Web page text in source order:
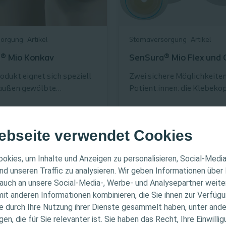
verwendet Cookies
um Inhalte und Anzeigen zu personalisieren, Social-
unseren Traffic zu analysieren. Wir geben Informationen über
an unsere Social-Media-, Werbe- und Analysepartner
anderen Informationen kombinieren, die Sie ihnen zur
durch Ihre Nutzung ihrer Dienste gesammelt haben, unter
die für Sie relevanter ist. Sie haben das Recht, Ihre
HINWEIS
sich nur an medizinische Fachpersonen. Der
und Fortbildungszwecke bestimmt.
medizinischen Rat. Die Verantwortung für die
Artikel
Mio Konkav
eignet sich speziell
gewölbte
Stomaversorgung Artikel
SenSura® Mio Flex und
Zwei sichere
Patient:innen: die